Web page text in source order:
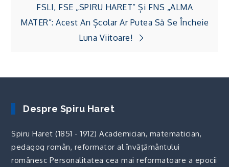
articoleFSLI, FSE „SPIRU HARET” Și FNS „ALMA
MATER”: Acest An Școlar Ar Putea Să Se Încheie
Luna Viitoare!
Despre Spiru Haret
Spiru Haret (1851 - 1912) Academician, matematician,
pedagog român, reformator al învăţământului
românesc Personalitatea cea mai reformatoare a epocii